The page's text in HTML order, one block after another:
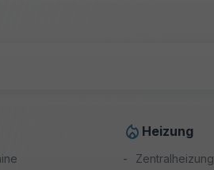
Heizung
Zentralheizung